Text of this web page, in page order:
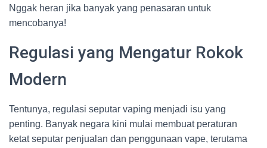
Nggak heran jika banyak yang penasaran untuk
mencobanya!
Regulasi yang Mengatur Rokok
Modern
Tentunya, regulasi seputar vaping menjadi isu yang
penting. Banyak negara kini mulai membuat peraturan
ketat seputar penjualan dan penggunaan vape, terutama